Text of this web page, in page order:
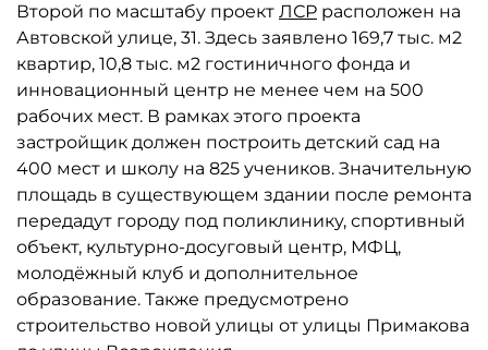
Второй по масштабу проект ЛСР расположен на
Автовской улице, 31. Здесь заявлено 169,7 тыс. м2
квартир, 10,8 тыс. м2 гостиничного фонда и
инновационный центр не менее чем на 500
рабочих мест. В рамках этого проекта
застройщик должен построить детский сад на
400 мест и школу на 825 учеников. Значительную
площадь в существующем здании после ремонта
передадут городу под поликлинику, спортивный
объект, культурно-досуговый центр, МФЦ,
молодёжный клуб и дополнительное
образование. Также предусмотрено
строительство новой улицы от улицы Примакова